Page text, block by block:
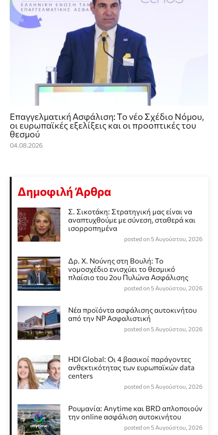
Επαγγελματική Ασφάλιση: Το νέο Σχέδιο Νόμου,
οι ευρωπαϊκές εξελίξεις και οι προοπτικές του
θεσμού
04.08.2026
Δημοφιλή Άρθρα
Σ. Σικοτάκη: Στρατηγική μας είναι να
αναπτυχθούμε με σύνεση, σταθερά και
ισορροπημένα
posted on 5 Αυγούστου, 2026
Δρ. Χ. Νούνης στη Βουλή: Το
νομοσχέδιο ενισχύει το θεσμικό
πλαίσιο του 2ου Πυλώνα Ασφάλισης
posted on 5 Αυγούστου, 2026
Νέα προϊόντα ασφάλισης αυτοκινήτου
από την NP Ασφαλιστική
posted on 5 Αυγούστου, 2026
HDI Global: Οι 4 βασικοί παράγοντες
ανθεκτικότητας των ευρωπαϊκών data
centers
posted on 5 Αυγούστου, 2026
Ρουμανία: Anytime και BRD απλοποιούν
την online ασφάλιση αυτοκινήτου
posted on 5 Αυγούστου, 2026